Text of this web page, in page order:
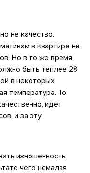
не качество.
в квартире не
Но в то же время
быть теплее 28
в некоторых
температура. То
идет
и за эту
изношенность
чего немалая